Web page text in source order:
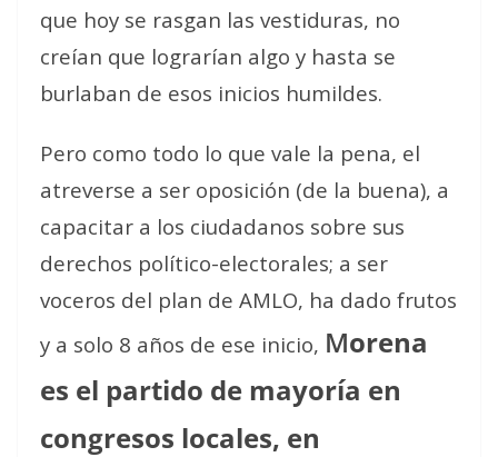
que hoy se rasgan las vestiduras, no
creían que lograrían algo y hasta se
burlaban de esos inicios humildes.
Pero como todo lo que vale la pena, el
atreverse a ser oposición (de la buena), a
capacitar a los ciudadanos sobre sus
derechos político-electorales; a ser
voceros del plan de AMLO, ha dado frutos
y a solo 8 años de ese inicio, Morena
es el partido de mayoría en
congresos locales, en